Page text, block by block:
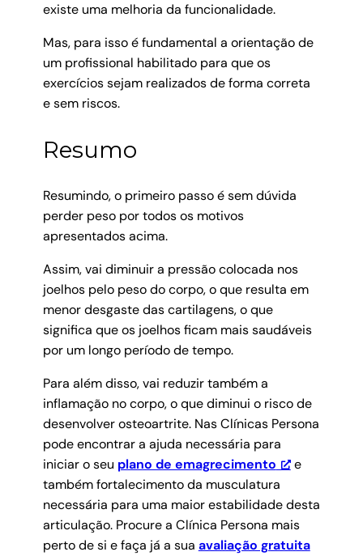
existe uma melhoria da funcionalidade.
Mas, para isso é fundamental a orientação de
um profissional habilitado para que os
exercícios sejam realizados de forma correta
e sem riscos.
Resumo
Resumindo, o primeiro passo é sem dúvida
perder peso por todos os motivos
apresentados acima.
Assim, vai diminuir a pressão colocada nos
joelhos pelo peso do corpo, o que resulta em
menor desgaste das cartilagens, o que
significa que os joelhos ficam mais saudáveis ​​
por um longo período de tempo.
Para além disso, vai reduzir também a
inflamação no corpo, o que diminui o risco de
desenvolver osteoartrite. Nas Clínicas Persona
pode encontrar a ajuda necessária para
iniciar o seu plano de emagrecimento
e
também fortalecimento da musculatura
necessária para uma maior estabilidade desta
articulação. Procure a Clínica Persona mais
perto de si e faça já a sua avaliação gratuita